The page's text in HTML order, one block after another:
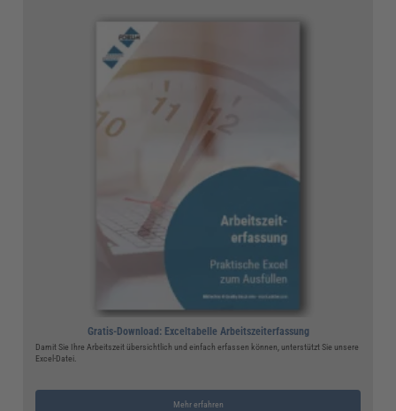
Gratis-Download: Exceltabelle Arbeitszeiterfassung
Damit Sie Ihre Arbeitszeit übersichtlich und einfach erfassen können, unterstützt Sie unsere
Excel-Datei.
Mehr erfahren